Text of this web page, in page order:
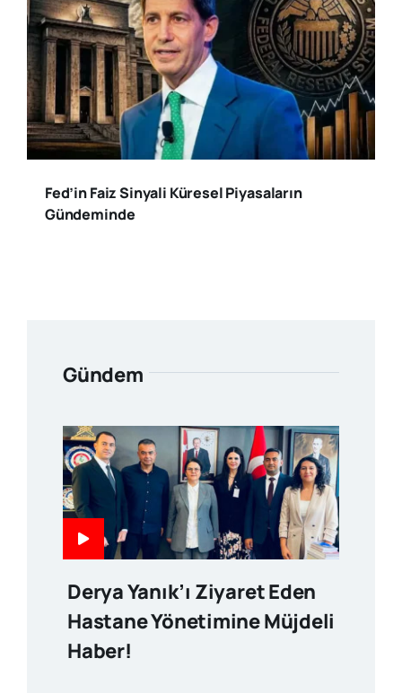
Fed’in Faiz Sinyali Küresel Piyasaların
Gündeminde
Gündem
Derya Yanık’ı Ziyaret Eden
Hastane Yönetimine Müjdeli
Haber!